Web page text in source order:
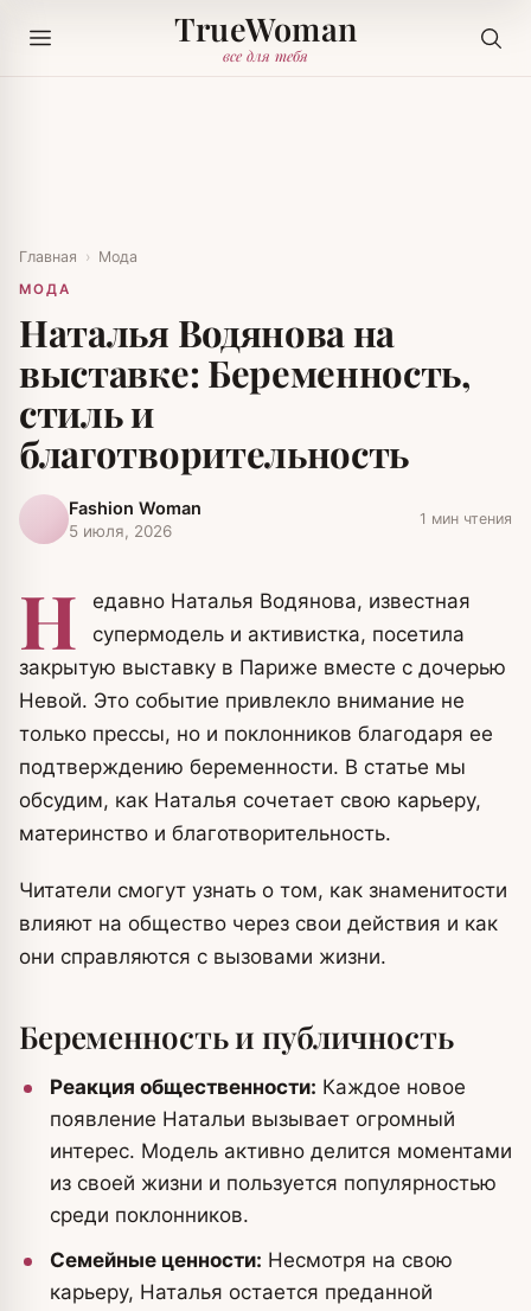
TrueWoman
все для тебя
Главная › Мода
МОДА
Наталья Водянова на
выставке: Беременность,
стиль и
благотворительность
Fashion Woman
5 июля, 2026
1 мин чтения
Н
едавно Наталья Водянова, известная
супермодель и активистка, посетила
закрытую выставку в Париже вместе с дочерью
Невой. Это событие привлекло внимание не
только прессы, но и поклонников благодаря ее
подтверждению беременности. В статье мы
обсудим, как Наталья сочетает свою карьеру,
материнство и благотворительность.
Читатели смогут узнать о том, как знаменитости
влияют на общество через свои действия и как
они справляются с вызовами жизни.
Беременность и публичность
Реакция общественности: Каждое новое
появление Натальи вызывает огромный
интерес. Модель активно делится моментами
из своей жизни и пользуется популярностью
среди поклонников.
Семейные ценности: Несмотря на свою
карьеру, Наталья остается преданной